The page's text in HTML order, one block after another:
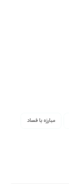
مبارزه با فساد